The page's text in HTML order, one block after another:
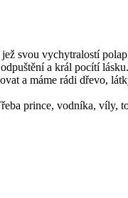
svou vychytralostí
a král pocítí lásku.
a máme rádi dřevo,
prince, vodníka, víly,